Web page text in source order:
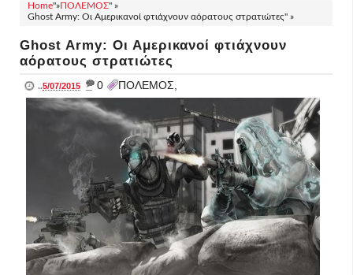
Home"»ΠΟΛΕΜΟΣ" »
Ghost Army: Οι Αμερικανοί φτιάχνουν αόρατους στρατιώτες" »
Ghost Army: Οι Αμερικανοί φτιάχνουν
αόρατους στρατιώτες
..5/07/2015 _ 0 ΠΟΛΕΜΟΣ,